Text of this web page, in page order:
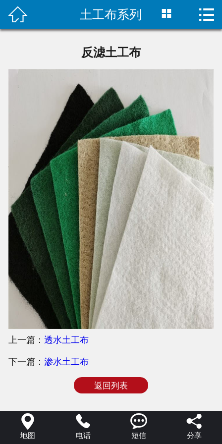
 首页
工程案例
联系我们
 土工布系列  
反滤土工布
上一篇： 透水土工布
下一篇： 渗水土工布
返回列表

地图

电话

短信

分享